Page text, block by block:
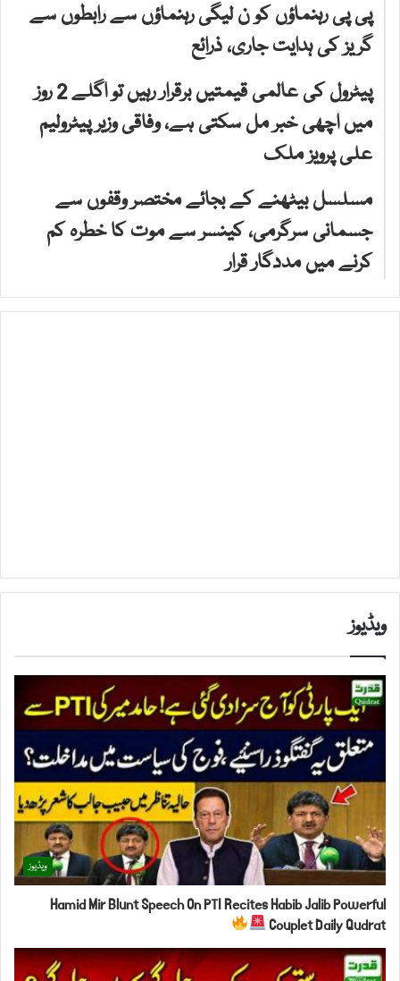
پی پی رہنماؤں کو ن لیگی رہنماؤں سے رابطوں سے
گریز کی ہدایت جاری، ذرائع
پیٹرول کی عالمی قیمتیں برقرار رہیں تو اگلے 2 روز
میں اچھی خبر مل سکتی ہے، وفاقی وزیر پیٹرولیم
علی پرویز ملک
مسلسل بیٹھنے کے بجائے مختصر وقفوں سے
جسمانی سرگرمی، کینسر سے موت کا خطرہ کم
کرنے میں مددگار قرار
ویڈیوز
ویڈیوز
Hamid Mir Blunt Speech On PTI Recites Habib Jalib Powerful
Couplet Daily Qudrat